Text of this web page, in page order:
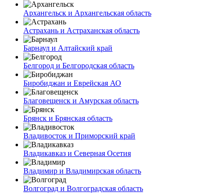
Архангельск и Архангельская область
Астрахань и Астраханская область
Барнаул и Алтайский край
Белгород и Белгородская область
Биробиджан и Еврейская АО
Благовещенск и Амурская область
Брянск и Брянская область
Владивосток и Приморский край
Владикавказ и Северная Осетия
Владимир и Владимирская область
Волгоград и Волгоградская область